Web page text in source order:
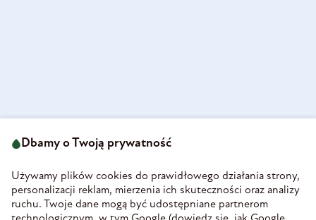
58-160 Świebodzice
REGON 890213034
INFORMACJE
Dbamy o Twoją prywatność
Używamy plików cookies do prawidłowego działania strony,
personalizacji reklam, mierzenia ich skuteczności oraz analizy
ruchu. Twoje dane mogą być udostępniane partnerom